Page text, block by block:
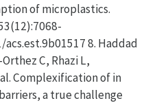
of microplastics.
8. Haddad
C, Rhazi L,
Complexification of in
a true challenge